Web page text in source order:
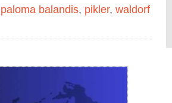
paloma balandis, pikler, waldorf